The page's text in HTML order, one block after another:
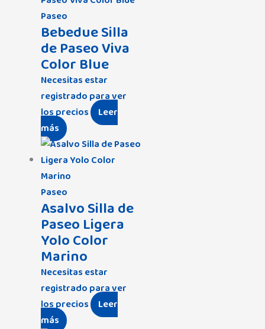
Paseo
Bebedue Silla
de Paseo Viva
Color Blue
Necesitas estar
registrado para ver
los precios
Leer
más
Paseo
Asalvo Silla de
Paseo Ligera
Yolo Color
Marino
Necesitas estar
registrado para ver
los precios
Leer
más